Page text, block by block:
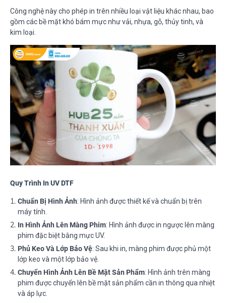
Công nghệ này cho phép in trên nhiều loại vật liệu khác nhau, bao
gồm các bề mặt khó bám mực như vải, nhựa, gỗ, thủy tinh, và
kim loại.
Quy Trình In UV DTF
Chuẩn Bị Hình Ảnh: Hình ảnh được thiết kế và chuẩn bị trên
máy tính.
In Hình Ảnh Lên Màng Phim: Hình ảnh được in ngược lên màng
phim đặc biệt bằng mực UV.
Phủ Keo Và Lớp Bảo Vệ: Sau khi in, màng phim được phủ một
lớp keo và một lớp bảo vệ.
Chuyển Hình Ảnh Lên Bề Mặt Sản Phẩm: Hình ảnh trên màng
phim được chuyển lên bề mặt sản phẩm cần in thông qua nhiệt
và áp lực.